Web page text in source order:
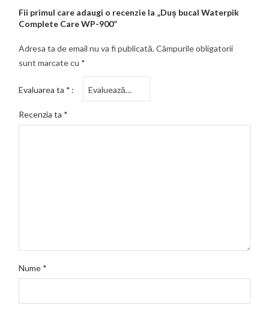
Fii primul care adaugi o recenzie la „Duș bucal Waterpik
Complete Care WP-900”
Adresa ta de email nu va fi publicată.Câmpurile obligatorii
sunt marcate cu *
Evaluarea ta *
Recenzia ta *
Nume *